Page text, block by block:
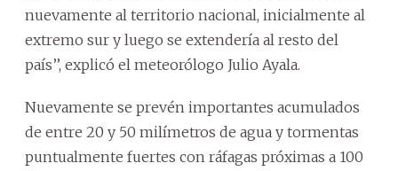
nuevamente al territorio nacional, inicialmente al
extremo sur y luego se extendería al resto del
país’’, explicó el meteorólogo Julio Ayala.
Nuevamente se prevén importantes acumulados
de entre 20 y 50 milímetros de agua y tormentas
puntualmente fuertes con ráfagas próximas a 100